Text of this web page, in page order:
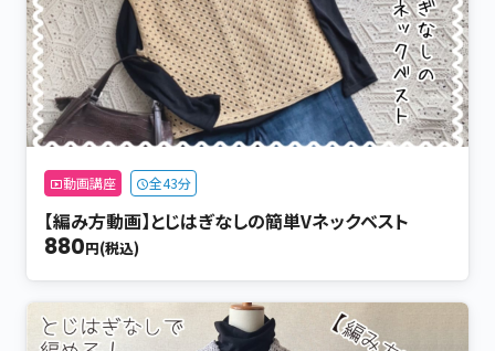
動画講座 全43分
【編み方動画】とじはぎなしの簡単Vネックベスト
880円(税込)